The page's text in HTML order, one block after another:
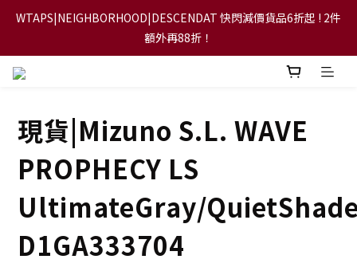
【FLASH SALE 兩件指定現貨產品即享88折】
WTAPS|NEIGHBORHOOD|DESCENDAT 快閃減價貨品6折起 ! 2件
額外再88折！
【立即加入會員，每次消費將可獲禮金回贈下一次使用！】
【FLASH SALE 兩件指定現貨產品即享88折】
現貨|Mizuno S.L. WAVE
PROPHECY LS
UltimateGray/
D1GA333704